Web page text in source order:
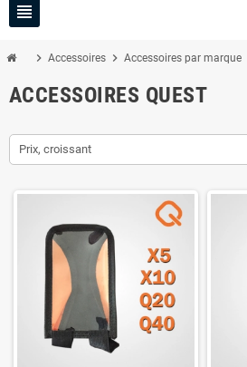
view_headline
chevron_right Accessoires chevron_right Accessoires par marque
ACCESSOIRES QUEST
Prix, croissant